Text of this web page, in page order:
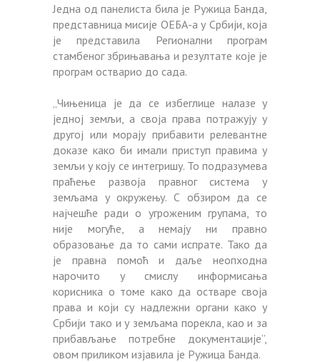
Једна од панелиста била је Ружица Банда,
представница мисије ОЕБА-а у Србији, која
је представила Регионални програм
стамбеног збрињавања и резултате које је
програм остварио до сада.
„Чињеница је да се избеглице налазе у
једној земљи, а своја права потражују у
другој или морају прибавити релевантне
доказе како би имали приступ правима у
земљи у коју се интегришу. То подразумева
праћење развоја правног система у
земљама у окружењу. С обзиром да се
најчешће ради о угроженим групама, то
није могуће, а немају ни правно
образовање да то сами испрате. Тако да
је правна помоћ и даље неопходна
нарочито у смислу информисања
корисника о томе како да остваре своја
права и који су надлежни органи како у
Србији тако и у земљама порекла, као и за
прибављање потребне документације”,
овом приликом изјавила је Ружица Банда.